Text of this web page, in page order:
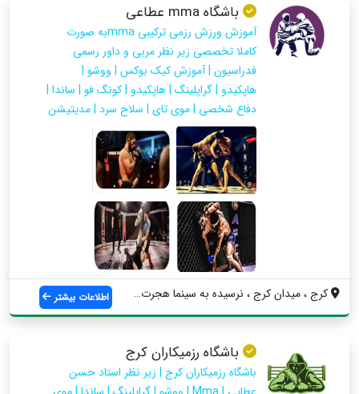
باشگاه mma عطاعی
آموزش ورزش رزمی ترکیبی mmaبه صورت
کاملا تخصصی زیر نظر مربی و داور رسمی
فدراسیون | آموزش کیک بوکس | ووشو |
هاپکیدو | گراپلینگ | هاپکیدو | کونگ فو | ساندا |
دفاع شخصی | موی تای | سلاح سرد | مدیتیشن
کرج ، میدان کرج ، نرسیده به سینما هجرت ،... اطلاعات بیشتر
باشگاه رزمیکاران کرج
باشگاه رزمیکاران کرج | زیر نظر استاد حسن